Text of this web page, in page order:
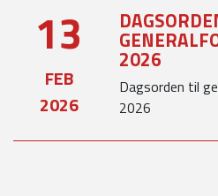
13
FEB
2026
2026
Dagsorden til
2026